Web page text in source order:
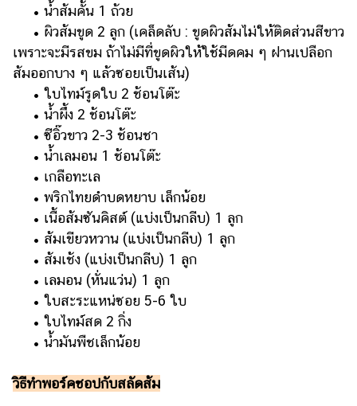
• น้ำส้มคั้น 1 ถ้วย
• ผิวส้มขูด 2 ลูก (เคล็ดลับ : ขูดผิวส้มไม่ให้ติดส่วนสีขาว
เพราะจะมีรสขม ถ้าไม่มีที่ขูดผิวให้ใช้มีดคม ๆ ฝานเปลือก
ส้มออกบาง ๆ แล้วซอยเป็นเส้น)
• ใบไทม์รูดใบ 2 ช้อนโต๊ะ
• น้ำผึ้ง 2 ช้อนโต๊ะ
• ซีอิ๊วขาว 2-3 ช้อนชา
• น้ำเลมอน 1 ช้อนโต๊ะ
• เกลือทะเล
• พริกไทยดำบดหยาบ เล็กน้อย
• เนื้อส้มซันคิสต์ (แบ่งเป็นกลีบ) 1 ลูก
• ส้มเขียวหวาน (แบ่งเป็นกลีบ) 1 ลูก
• ส้มเช้ง (แบ่งเป็นกลีบ) 1 ลูก
• เลมอน (หั่นแว่น) 1 ลูก
• ใบสะระแหน่ซอย 5-6 ใบ
• ใบไทม์สด 2 กิ่ง
• น้ำมันพืชเล็กน้อย
วิธีทำพอร์คชอปกับสลัดส้ม